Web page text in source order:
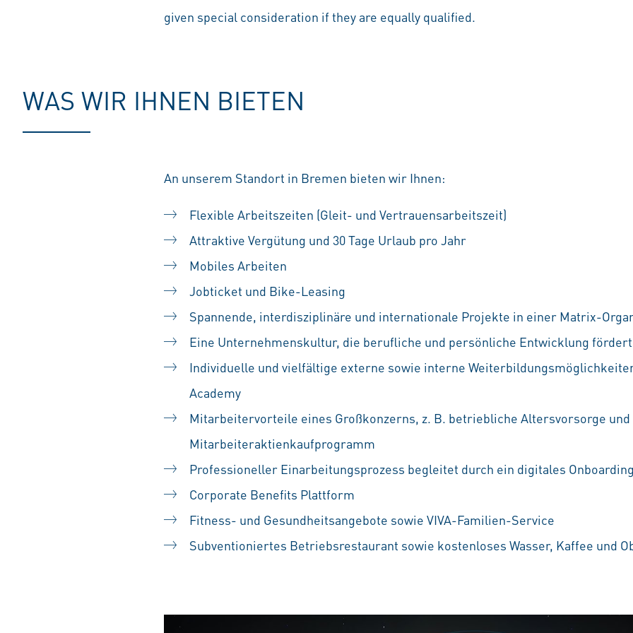
given special consideration if they are equally qualified.
WAS WIR IHNEN BIETEN
An unserem Standort in Bremen bieten wir Ihnen:
Flexible Arbeitszeiten (Gleit- und Vertrauensarbeitszeit)
Attraktive Vergütung und 30 Tage Urlaub pro Jahr
Mobiles Arbeiten
Jobticket und Bike-Leasing
Spannende, interdisziplinäre und internationale Projekte in einer Matrix-
Eine Unternehmenskultur, die berufliche und persönliche Entwicklung fördert
Individuelle und vielfältige externe sowie interne
Academy
Mitarbeitervorteile eines Großkonzerns, z. B. betriebliche Altersvorsorge und
Mitarbeiteraktienkaufprogramm
Professioneller Einarbeitungsprozess begleitet durch ein digitales
Corporate Benefits Plattform
Fitness- und Gesundheitsangebote sowie VIVA-Familien-Service
Subventioniertes Betriebsrestaurant sowie kostenloses Wasser, Kaffee und